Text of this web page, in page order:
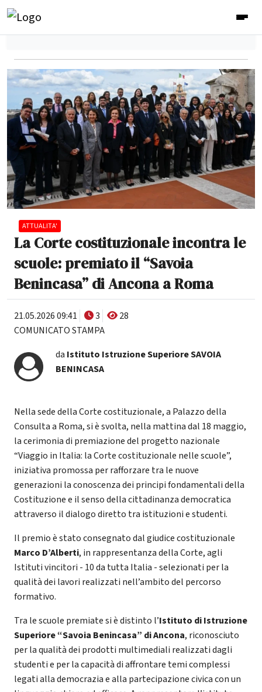
ATTUALITA'
La Corte costituzionale incontra le
scuole: premiato il “Savoia
Benincasa” di Ancona a Roma
21.05.2026 09:41 3
28
COMUNICATO STAMPA
da Istituto Istruzione Superiore SAVOIA
BENINCASA
Nella sede della Corte costituzionale, a Palazzo della
Consulta a Roma, si è svolta, nella mattina dal 18 maggio,
la cerimonia di premiazione del progetto nazionale
“Viaggio in Italia: la Corte costituzionale nelle scuole”,
iniziativa promossa per rafforzare tra le nuove
generazioni la conoscenza dei principi fondamentali della
Costituzione e il senso della cittadinanza democratica
attraverso il dialogo diretto tra istituzioni e studenti.
Il premio è stato consegnato dal giudice costituzionale
Marco D’Alberti, in rappresentanza della Corte, agli
Istituti vincitori - 10 da tutta Italia - selezionati per la
qualità dei lavori realizzati nell’ambito del percorso
formativo.
Tra le scuole premiate si è distinto l’Istituto di Istruzione
Superiore “Savoia Benincasa” di Ancona, riconosciuto
per la qualità dei prodotti multimediali realizzati dagli
studenti e per la capacità di affrontare temi complessi
legati alla democrazia e alla partecipazione civica con un